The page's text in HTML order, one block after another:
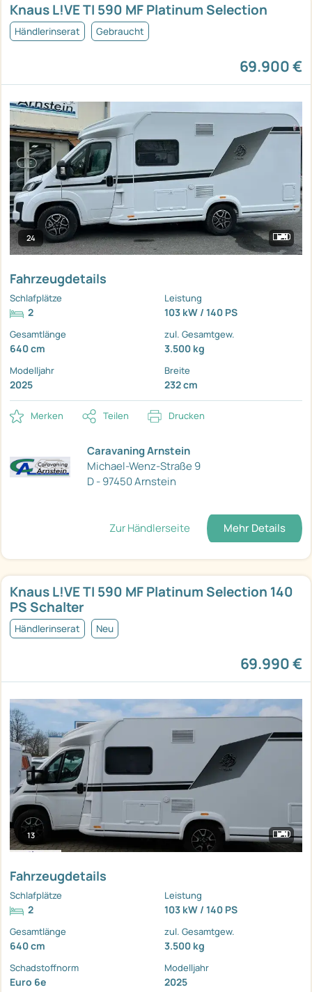
Knaus L!VE TI 590 MF Platinum Selection
Händlerinserat Gebraucht
69.900 €
24
Fahrzeugdetails
Schlafplätze
2
Leistung
103 kW / 140 PS
Gesamtlänge
640 cm
zul. Gesamtgew.
3.500 kg
Modelljahr
2025
Breite
232 cm
Merken Teilen Drucken
Caravaning Arnstein
Michael-Wenz-Straße 9
D - 97450 Arnstein
Zur Händlerseite Mehr Details
Knaus L!VE TI 590 MF Platinum Selection 140
PS Schalter
Händlerinserat Neu
69.990 €
13
Fahrzeugdetails
Schlafplätze
2
Leistung
103 kW / 140 PS
Gesamtlänge
640 cm
zul. Gesamtgew.
3.500 kg
Schadstoffnorm
Euro 6e
Modelljahr
2025